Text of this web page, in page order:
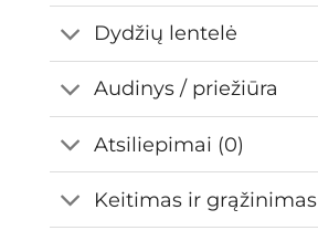
Dydžių lentelė
Audinys / priežiūra
Atsiliepimai (0)
Keitimas ir grąžinimas